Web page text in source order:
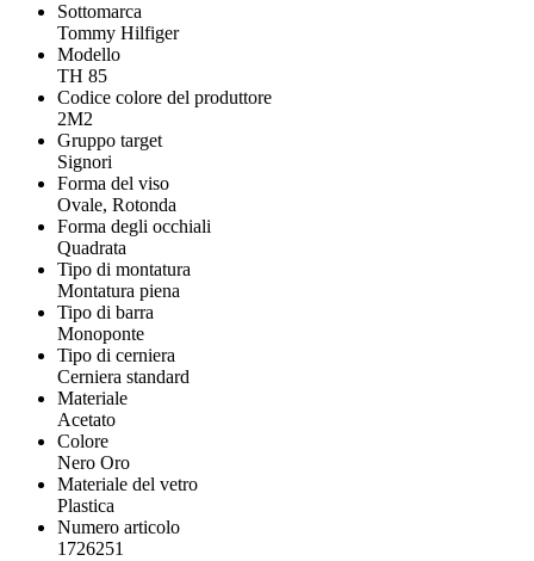
Sottomarca
Tommy Hilfiger
Modello
TH 85
Codice colore del produttore
2M2
Gruppo target
Signori
Forma del viso
Ovale, Rotonda
Forma degli occhiali
Quadrata
Tipo di montatura
Montatura piena
Tipo di barra
Monoponte
Tipo di cerniera
Cerniera standard
Materiale
Acetato
Colore
Nero Oro
Materiale del vetro
Plastica
Numero articolo
1726251